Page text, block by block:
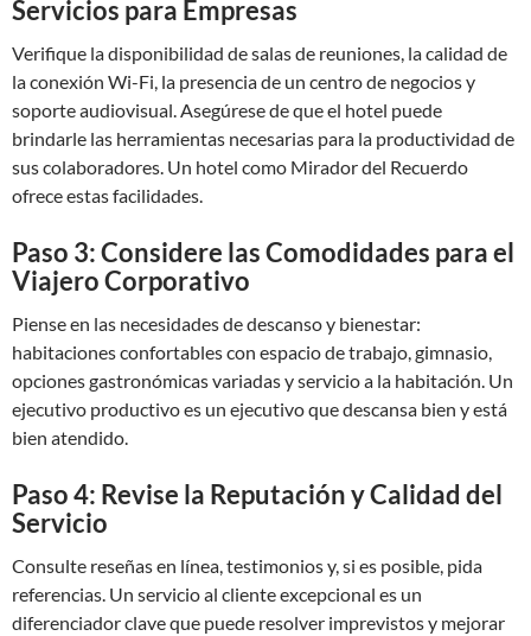
Servicios para Empresas
Verifique la disponibilidad de salas de reuniones, la calidad de
la conexión Wi-Fi, la presencia de un centro de negocios y
soporte audiovisual. Asegúrese de que el hotel puede
brindarle las herramientas necesarias para la productividad de
sus colaboradores. Un hotel como Mirador del Recuerdo
ofrece estas facilidades.
Paso 3: Considere las Comodidades para el
Viajero Corporativo
Piense en las necesidades de descanso y bienestar:
habitaciones confortables con espacio de trabajo, gimnasio,
opciones gastronómicas variadas y servicio a la habitación. Un
ejecutivo productivo es un ejecutivo que descansa bien y está
bien atendido.
Paso 4: Revise la Reputación y Calidad del
Servicio
Consulte reseñas en línea, testimonios y, si es posible, pida
referencias. Un servicio al cliente excepcional es un
diferenciador clave que puede resolver imprevistos y mejorar